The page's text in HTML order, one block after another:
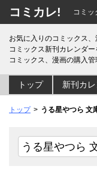
コミカレ! コミッ
お気に入りのコミックス、
コミックス新刊カレンダ
コミックス、漫画の購入
トップ 新刊カ
トップ うる星やつら 文